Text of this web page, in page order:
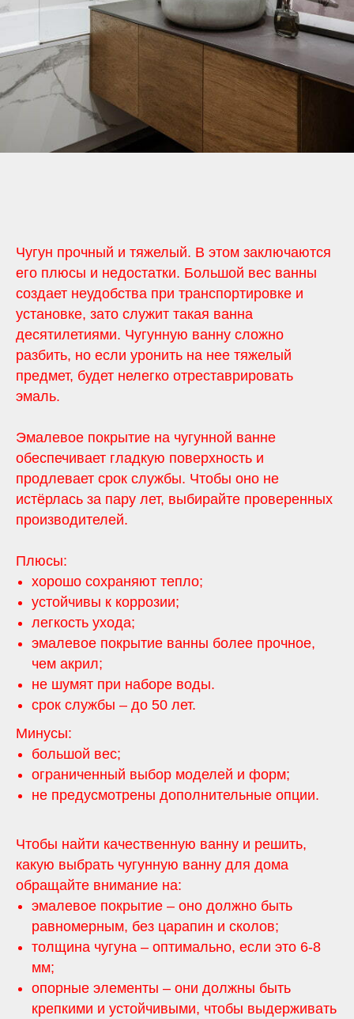
Чугун прочный и тяжелый. В этом заключаются
его плюсы и недостатки. Большой вес ванны
создает неудобства при транспортировке и
установке, зато служит такая ванна
десятилетиями. Чугунную ванну сложно
разбить, но если уронить на нее тяжелый
предмет, будет нелегко отреставрировать
эмаль.
Эмалевое покрытие на чугунной ванне
обеспечивает гладкую поверхность и
продлевает срок службы. Чтобы оно не
истёрлась за пару лет, выбирайте проверенных
производителей.
Плюсы:
хорошо сохраняют тепло;
устойчивы к коррозии;
легкость ухода;
эмалевое покрытие ванны более прочное,
чем акрил;
не шумят при наборе воды.
срок службы – до 50 лет.
Минусы:
большой вес;
ограниченный выбор моделей и форм;
не предусмотрены дополнительные опции.
Чтобы найти качественную ванну и решить,
какую выбрать чугунную ванну для дома
обращайте внимание на:
эмалевое покрытие – оно должно быть
равномерным, без царапин и сколов;
толщина чугуна – оптимально, если это 6-8
мм;
опорные элементы – они должны быть
крепкими и устойчивыми, чтобы выдерживать